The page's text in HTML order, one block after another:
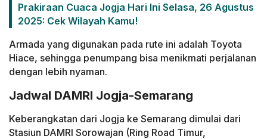
Prakiraan Cuaca Jogja Hari Ini Selasa, 26 Agustus
2025: Cek Wilayah Kamu!
Armada yang digunakan pada rute ini adalah Toyota
Hiace, sehingga penumpang bisa menikmati perjalanan
dengan lebih nyaman.
Jadwal DAMRI Jogja-Semarang
Keberangkatan dari Jogja ke Semarang dimulai dari
Stasiun DAMRI Sorowajan (Ring Road Timur,